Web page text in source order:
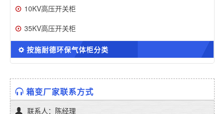
10KV高压开关柜
35KV高压开关柜
按施耐德环保气体柜分类
箱变厂家联系方式
联系人：陈经理